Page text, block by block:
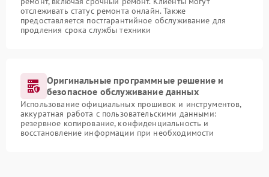
отслеживать статус ремонта онлайн. Также
предоставляется постгарантийное обслуживание для
продления срока службы техники
Оригинальные программные решение и
безопасное обслуживание данных
Использование официальных прошивок и инструментов,
аккуратная работа с пользовательскими данными:
резервное копирование, конфиденциальность и
восстановление информации при необходимости